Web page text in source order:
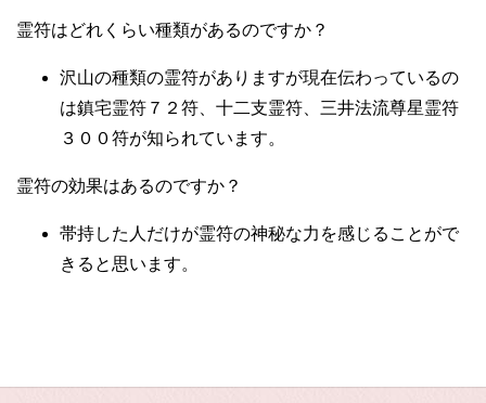
霊符はどれくらい種類があるのですか？
沢山の種類の霊符がありますが現在伝わっているの
は鎮宅霊符７２符、十二支霊符、三井法流尊星霊符
３００符が知られています。
霊符の効果はあるのですか？
帯持した人だけが霊符の神秘な力を感じることがで
きると思います。